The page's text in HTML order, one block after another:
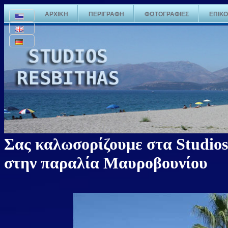
ΑΡΧΙΚΗ ΠΕΡΙΓΡΑΦΗ ΦΩΤΟΓΡΑΦΙΕΣ
Σας καλωσορίζουμε στα
στην παραλία Μαυροβουνίου